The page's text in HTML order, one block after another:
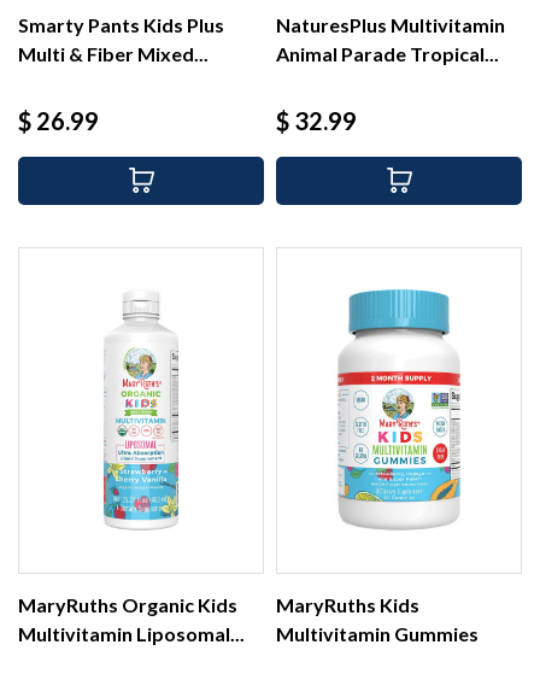
Smarty Pants Kids Plus
Multi & Fiber Mixed...
Precio
$ 26.99
NaturesPlus Multivitamin
Animal Parade Tropical...
Precio
$ 32.99
MaryRuths Organic Kids
Multivitamin Liposomal...
MaryRuths Kids
Multivitamin Gummies